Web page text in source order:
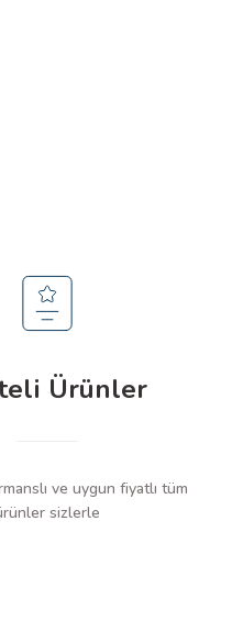
Ürünler
ve uygun fiyatlı tüm
sizlerle